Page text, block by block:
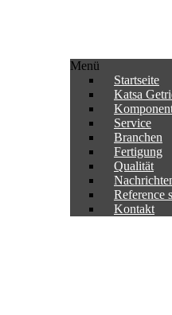
Menü
Startseite
Katsa
Service
Branchen
Fertigung
Qualität
Reference
Kontakt